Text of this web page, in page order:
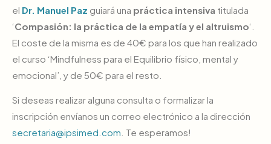
el Dr. Manuel Paz guiará una práctica intensiva titulada
‘Compasión: la práctica de la empatía y el altruismo‘.
El coste de la misma es de 40€ para los que han realizado
el curso ‘Mindfulness para el Equilibrio físico, mental y
emocional’, y de 50€ para el resto.
Si deseas realizar alguna consulta o formalizar la
inscripción envíanos un correo electrónico a la dirección
secretaria@ipsimed.com . Te esperamos!